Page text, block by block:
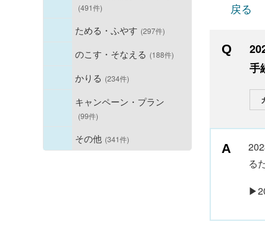
(491件)
ためる・ふやす (297件)
のこす・そなえる (188件)
かりる (234件)
キャンペーン・プラン
(99件)
その他 (341件)
戻る
手
る